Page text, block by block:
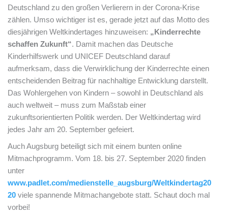
Deutschland zu den großen Verlierern in der Corona-Krise
zählen. Umso wichtiger ist es, gerade jetzt auf das Motto des
diesjährigen Weltkindertages hinzuweisen: „Kinderrechte
schaffen Zukunft“. Damit machen das Deutsche
Kinderhilfswerk und UNICEF Deutschland darauf
aufmerksam, dass die Verwirklichung der Kinderrechte einen
entscheidenden Beitrag für nachhaltige Entwicklung darstellt.
Das Wohlergehen von Kindern – sowohl in Deutschland als
auch weltweit – muss zum Maßstab einer
zukunftsorientierten Politik werden. Der Weltkindertag wird
jedes Jahr am 20. September gefeiert.
Auch Augsburg beteiligt sich mit einem bunten online
Mitmachprogramm. Vom 18. bis 27. September 2020 finden
unter
www.padlet.com/medienstelle_augsburg/Weltkindertag20
20 viele spannende Mitmachangebote statt. Schaut doch mal
vorbei!